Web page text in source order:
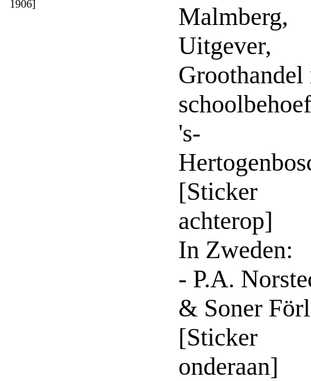
1906]
Malmberg,
Uitgever,
Groothandel
's-
[Sticker
achterop]
In Zweden:
- P.A.
& Soner
[Sticker
onderaan]